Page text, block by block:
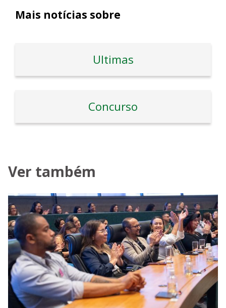
Mais notícias sobre
Ultimas
Concurso
Ver também